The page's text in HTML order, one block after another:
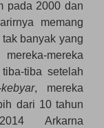
pada 2000 dan
memang
banyak yang
mereka
tiba setelah
, mereka
dari 10 tahun
Arkarna